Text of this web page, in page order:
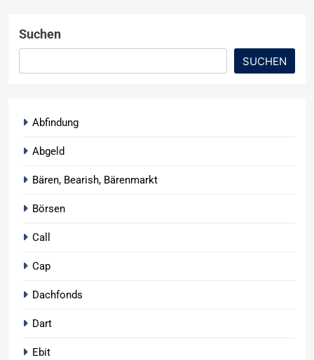
Suchen
SUCHEN
Abfindung
Abgeld
Bären, Bearish, Bärenmarkt
Börsen
Call
Cap
Dachfonds
Dart
Ebit